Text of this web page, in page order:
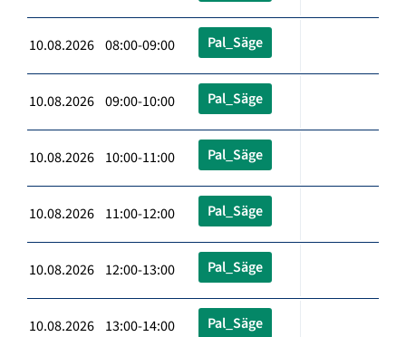
10.08.2026 08:00-09:00 Pal_Säge
10.08.2026 09:00-10:00 Pal_Säge
10.08.2026 10:00-11:00 Pal_Säge
10.08.2026 11:00-12:00 Pal_Säge
10.08.2026 12:00-13:00 Pal_Säge
10.08.2026 13:00-14:00 Pal_Säge